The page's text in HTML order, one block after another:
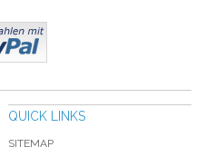
QUICK LINKS
SITEMAP